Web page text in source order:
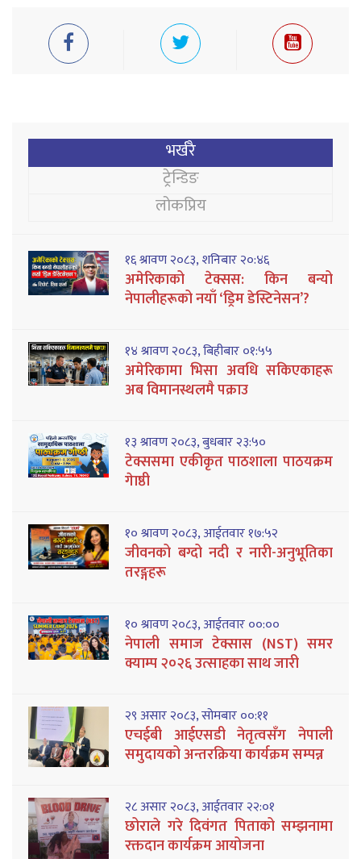
भर्खरै
ट्रेन्डिङ
लोकप्रिय
१६ श्रावण २०८३, शनिबार २०:४६
अमेरिकाको टेक्सस: किन बन्यो
नेपालीहरूको नयाँ ‘ड्रिम डेस्टिनेसन’?
१४ श्रावण २०८३, बिहीबार ०१:५५
अमेरिकामा भिसा अवधि सकिएकाहरू
अब विमानस्थलमै पक्राउ
१३ श्रावण २०८३, बुधबार २३:५०
टेक्ससमा एकीकृत पाठशाला पाठयक्रम
गेाष्ठी
१० श्रावण २०८३, आईतवार १७:५२
जीवनको बग्दो नदी र नारी-अनुभूतिका
तरङ्गहरू
१० श्रावण २०८३, आईतवार ००:००
नेपाली समाज टेक्सास (NST) समर
क्याम्प २०२६ उत्साहका साथ जारी
२९ असार २०८३, सोमबार ००:११
एचईबी आईएसडी नेतृत्वसँग नेपाली
समुदायको अन्तरक्रिया कार्यक्रम सम्पन्न
२८ असार २०८३, आईतवार २२:०१
छोराले गरे दिवंगत पिताको सम्झनामा
रक्तदान कार्यक्रम आयोजना